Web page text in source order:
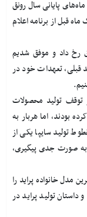
پایانی سال رونق
قبل از برنامه اعلام
۱۳۲ نیز همین اتفاق رخ داد و موفق شدیم
قبلی، تعهدات خود در
توقف تولید محصولات
بودند، اما هربار به
تولید سایپا یکی از
به صورت جدی پیگیری،
که پراید۱۳۱ به عنوان آخرین مدل خانواده پراید را
تولید پراید در